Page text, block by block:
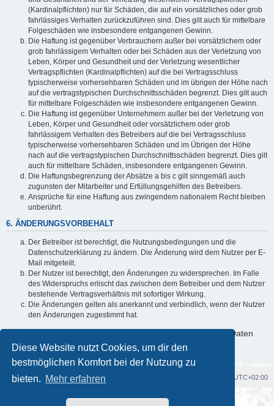
Diese Website nutzt Cookies, um dir den
bestmöglichen Komfort bei der Nutzung zu
bieten. Mehr erfahren
(Kardinalpflichten) nur für Schäden, die auf ein vorsätzliches oder grob
fahrlässiges Verhalten zurückzuführen sind. Dies gilt auch für mittelbare
Folgeschäden wie insbesondere entgangenen Gewinn.
Die Haftung ist gegenüber Verbrauchern außer bei vorsätzlichem oder
grob fahrlässigem Verhalten oder bei Schäden aus der Verletzung von
Leben, Körper und Gesundheit und der Verletzung wesentlicher
Vertragspflichten (Kardinalpflichten) auf die bei Vertragsschluss
typischerweise vorhersehbaren Schäden und im übrigen der Höhe nach
auf die vertragstypischen Durchschnittsschäden begrenzt. Dies gilt auch
für mittelbare Folgeschäden wie insbesondere entgangenen Gewinn.
Die Haftung ist gegenüber Unternehmern außer bei der Verletzung von
Leben, Körper und Gesundheit oder vorsätzlichem oder grob
fahrlässigem Verhalten des Betreibers auf die bei Vertragsschluss
typischerweise vorhersehbaren Schäden und im Übrigen der Höhe
nach auf die vertragstypischen Durchschnittsschäden begrenzt. Dies gilt
auch für mittelbare Schäden, insbesondere entgangenen Gewinn.
Die Haftungsbegrenzung der Absätze a bis c gilt sinngemäß auch
zugunsten der Mitarbeiter und Erfüllungsgehilfen des Betreibers.
Ansprüche für eine Haftung aus zwingendem nationalem Recht bleiben
unberührt.
6. ÄNDERUNGSVORBEHALT
Der Betreiber ist berechtigt, die Nutzungsbedingungen und die
Datenschutzerklärung zu ändern. Die Änderung wird dem Nutzer per E-
Mail mitgeteilt.
Der Nutzer ist berechtigt, den Änderungen zu widersprechen. Im Falle
des Widerspruchs erlischt das zwischen dem Betreiber und dem Nutzer
bestehende Vertragsverhältnis mit sofortiger Wirkung.
Die Änderungen gelten als anerkannt und verbindlich, wenn der Nutzer
den Änderungen zugestimmt hat.
Informationen über den Umgang mit deinen persönlichen Daten
sind in der Datenschutzerklärung enthalten.
Foren-Übersicht UTC+02:00
Powered byphpBB® Forum Software © phpBB Limited